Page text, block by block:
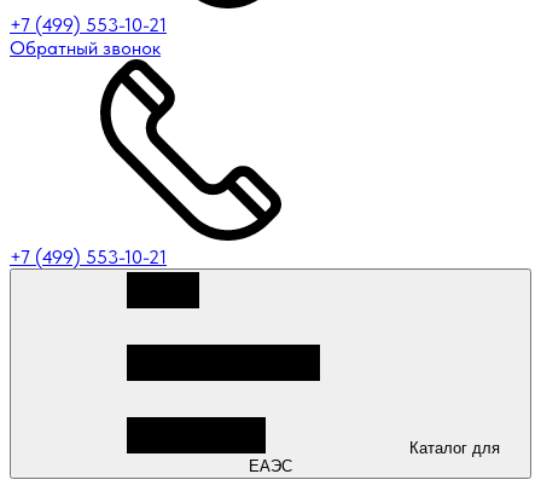
+7 (499) 553-10-21
Обратный звонок
+7 (499) 553-10-21
ЕАЭС